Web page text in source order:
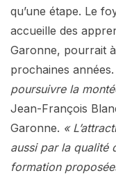
qu’une étape. Le
accueille des
Garonne, pourrait
prochaines années.
poursuivre la
Jean-François
Garonne. «
aussi par la qualité
formation